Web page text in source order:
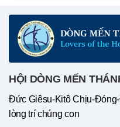
HỘI DÒNG MẾN
Đức Giêsu-Kitô Chịu-
lòng trí chúng con